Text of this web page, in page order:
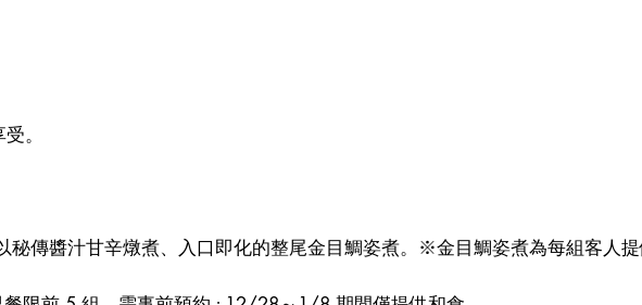
。
傳醬汁甘辛燉煮、入口即化的整尾金目鯛姿煮。※金目鯛姿煮為每組客人